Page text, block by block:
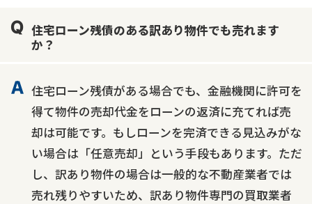
住宅ローン残債のある訳あり物件でも売れます
か？
住宅ローン残債がある場合でも、金融機関に許可を
得て物件の売却代金をローンの返済に充てれば売
却は可能です。もしローンを完済できる見込みがな
い場合は「任意売却」という手段もあります。ただ
し、訳あり物件の場合は一般的な不動産業者では
売れ残りやすいため、訳あり物件専門の買取業者